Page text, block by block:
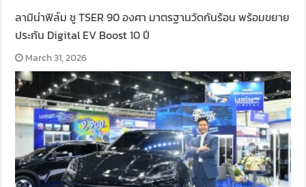
ลามิน่าฟิล์ม ชู TSER 90 องศา มาตรฐานวัดกันร้อน พร้อมขยาย
ประกัน Digital EV Boost 10 ปี
March 31, 2026